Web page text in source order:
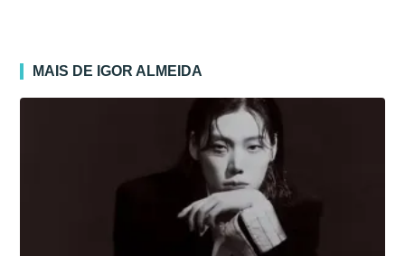
MAIS DE IGOR ALMEIDA